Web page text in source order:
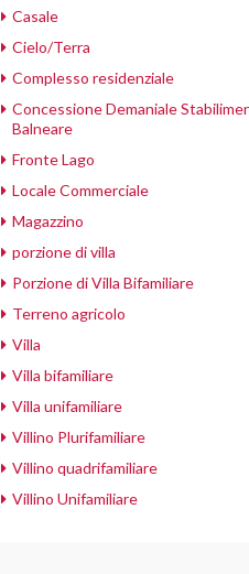
Casale
Cielo/Terra
Complesso residenziale
Concessione Demaniale
Balneare
Fronte Lago
Locale Commerciale
Magazzino
porzione di villa
Porzione di Villa Bifamiliare
Terreno agricolo
Villa
Villa bifamiliare
Villa unifamiliare
Villino Plurifamiliare
Villino quadrifamiliare
Villino Unifamiliare